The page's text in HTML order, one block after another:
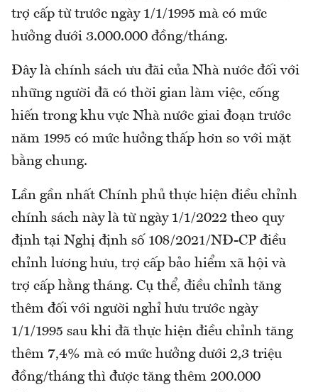
trợ cấp từ trước ngày 1/1/1995 mà có mức
hưởng dưới 3.000.000 đồng/tháng.
Đây là chính sách ưu đãi của Nhà nước đối với
những người đã có thời gian làm việc, cống
hiến trong khu vực Nhà nước giai đoạn trước
năm 1995 có mức hưởng thấp hơn so với mặt
bằng chung.
Lần gần nhất Chính phủ thực hiện điều chỉnh
chính sách này là từ ngày 1/1/2022 theo quy
định tại Nghị định số 108/2021/NĐ-CP điều
chỉnh lương hưu, trợ cấp bảo hiểm xã hội và
trợ cấp hằng tháng. Cụ thể, điều chỉnh tăng
thêm đối với người nghỉ hưu trước ngày
1/1/1995 sau khi đã thực hiện điều chỉnh tăng
thêm 7,4% mà có mức hưởng dưới 2,3 triệu
đồng/tháng thì được tăng thêm 200.000